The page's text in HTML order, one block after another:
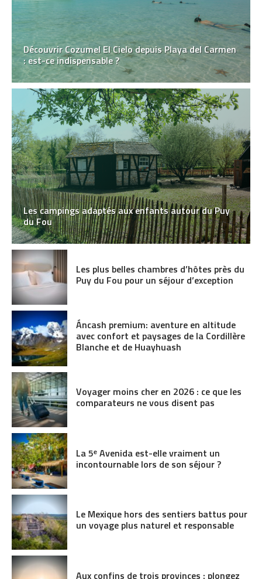
Découvrir Cozumel El Cielo depuis Playa del Carmen
: est-ce indispensable ?
Les campings adaptés aux enfants autour du Puy
du Fou
Les plus belles chambres d’hôtes près du
Puy du Fou pour un séjour d’exception
Áncash premium: aventure en altitude
avec confort et paysages de la Cordillère
Blanche et de Huayhuash
Voyager moins cher en 2026 : ce que les
comparateurs ne vous disent pas
La 5ᵉ Avenida est-elle vraiment un
incontournable lors de son séjour ?
Le Mexique hors des sentiers battus pour
un voyage plus naturel et responsable
Aux confins de trois provinces : plongez